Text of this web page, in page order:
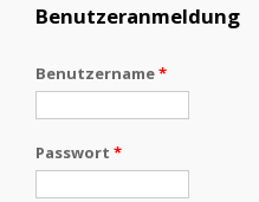
Benutzeranmeldung
Benutzername*
Passwort *